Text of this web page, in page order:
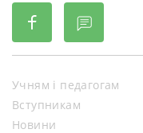
Учням і педагогам
Вступникам
Новини